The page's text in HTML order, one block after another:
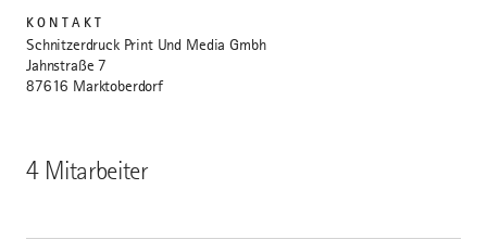
4 Mitarbeiter
KONTAKT
Schnitzerdruck Print Und Media Gmbh
Jahnstraße 7
87616 Marktoberdorf